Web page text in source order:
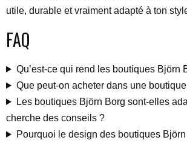
utile, durable et vraiment adapté à ton
FAQ
Qu’est-ce qui rend les boutiques Björn
Que peut-on acheter dans une
Les boutiques Björn Borg sont-elles
cherche des conseils ?
Pourquoi le design des boutiques Björn